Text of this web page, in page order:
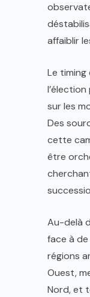
affaiblir
Le timing
sur les
Des
cette
être
Au-delà
face à
régions
Ouest,
Nord, et